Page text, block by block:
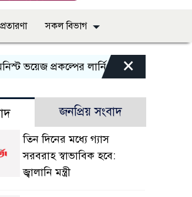
প্রতারণা সকল বিভাগ
প্রকল্পের লার্নিং শেয়ারিং কর্মশালা অনুষ্ঠিত
×
জনপ্রিয় সংবাদ
তিন দিনের মধ্যে গ্যাস
সরবরাহ স্বাভাবিক হবে:
জ্বালানি মন্ত্রী